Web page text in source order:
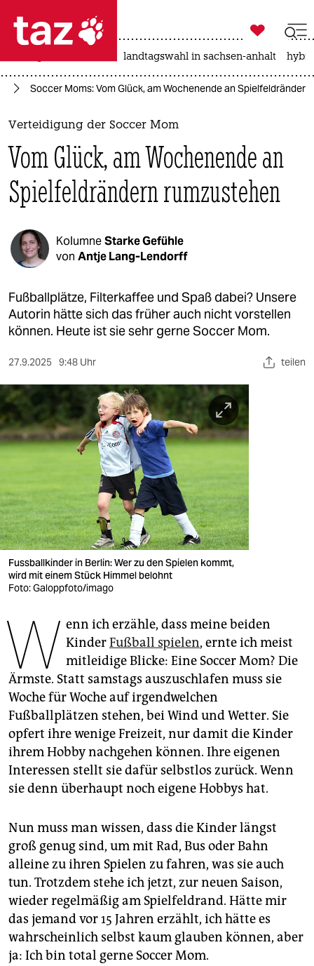
 taz zahl ich
taz zahl ich
themen
politik
öko
kultur
berlin
verlag
verlag
shop
fragen & hilfe
unterstützen
abo
epaper login

taz zahl ich
landtagswahl in sachsen-anhalt
Soccer Moms: Vom Glück, am Wochenende an
Verteidigung der Soccer Mom
Vom Glück, am Wochenende an
Spielfeldrändern rumzustehen
KolumneStarke Gefühle
von Antje Lang-Lendorff
Fußballplätze, Filterkaffee und Spaß dabei? Unsere
Autorin hätte sich das früher auch nicht vorstellen
können. Heute ist sie sehr gerne Soccer Mom.
27.9.2025 9:48 Uhr teilen
Fussballkinder in Berlin: Wer zu den Spielen kommt,
wird mit einem Stück Himmel belohnt
Foto: Galoppfoto/imago
W enn ich erzähle, dass meine beiden
KinderFußball spielen, ernte ich meist
mitleidige Blicke: Eine Soccer Mom? Die
Ärmste. Statt samstags auszuschlafen muss sie
Woche für Woche auf irgendwelchen
Fußballplätzen stehen, bei Wind und Wetter. Sie
opfert ihre wenige Freizeit, nur damit die Kinder
ihrem Hobby nachgehen können. Ihre eigenen
Interessen stellt sie dafür selbstlos zurück. Wenn
sie denn überhaupt noch eigene Hobbys hat.
Nun muss man wissen, dass die Kinder längst
groß genug sind, um mit Rad, Bus oder Bahn
alleine zu ihren Spielen zu fahren, was sie auch
tun. Trotzdem stehe ich jetzt, zur neuen Saison,
wieder regelmäßig am Spielfeldrand. Hätte mir
das jemand vor 15 Jahren erzählt, ich hätte es
wahrscheinlich selbst kaum glauben können, aber
ja: Ich bin total gerne Soccer Mom.